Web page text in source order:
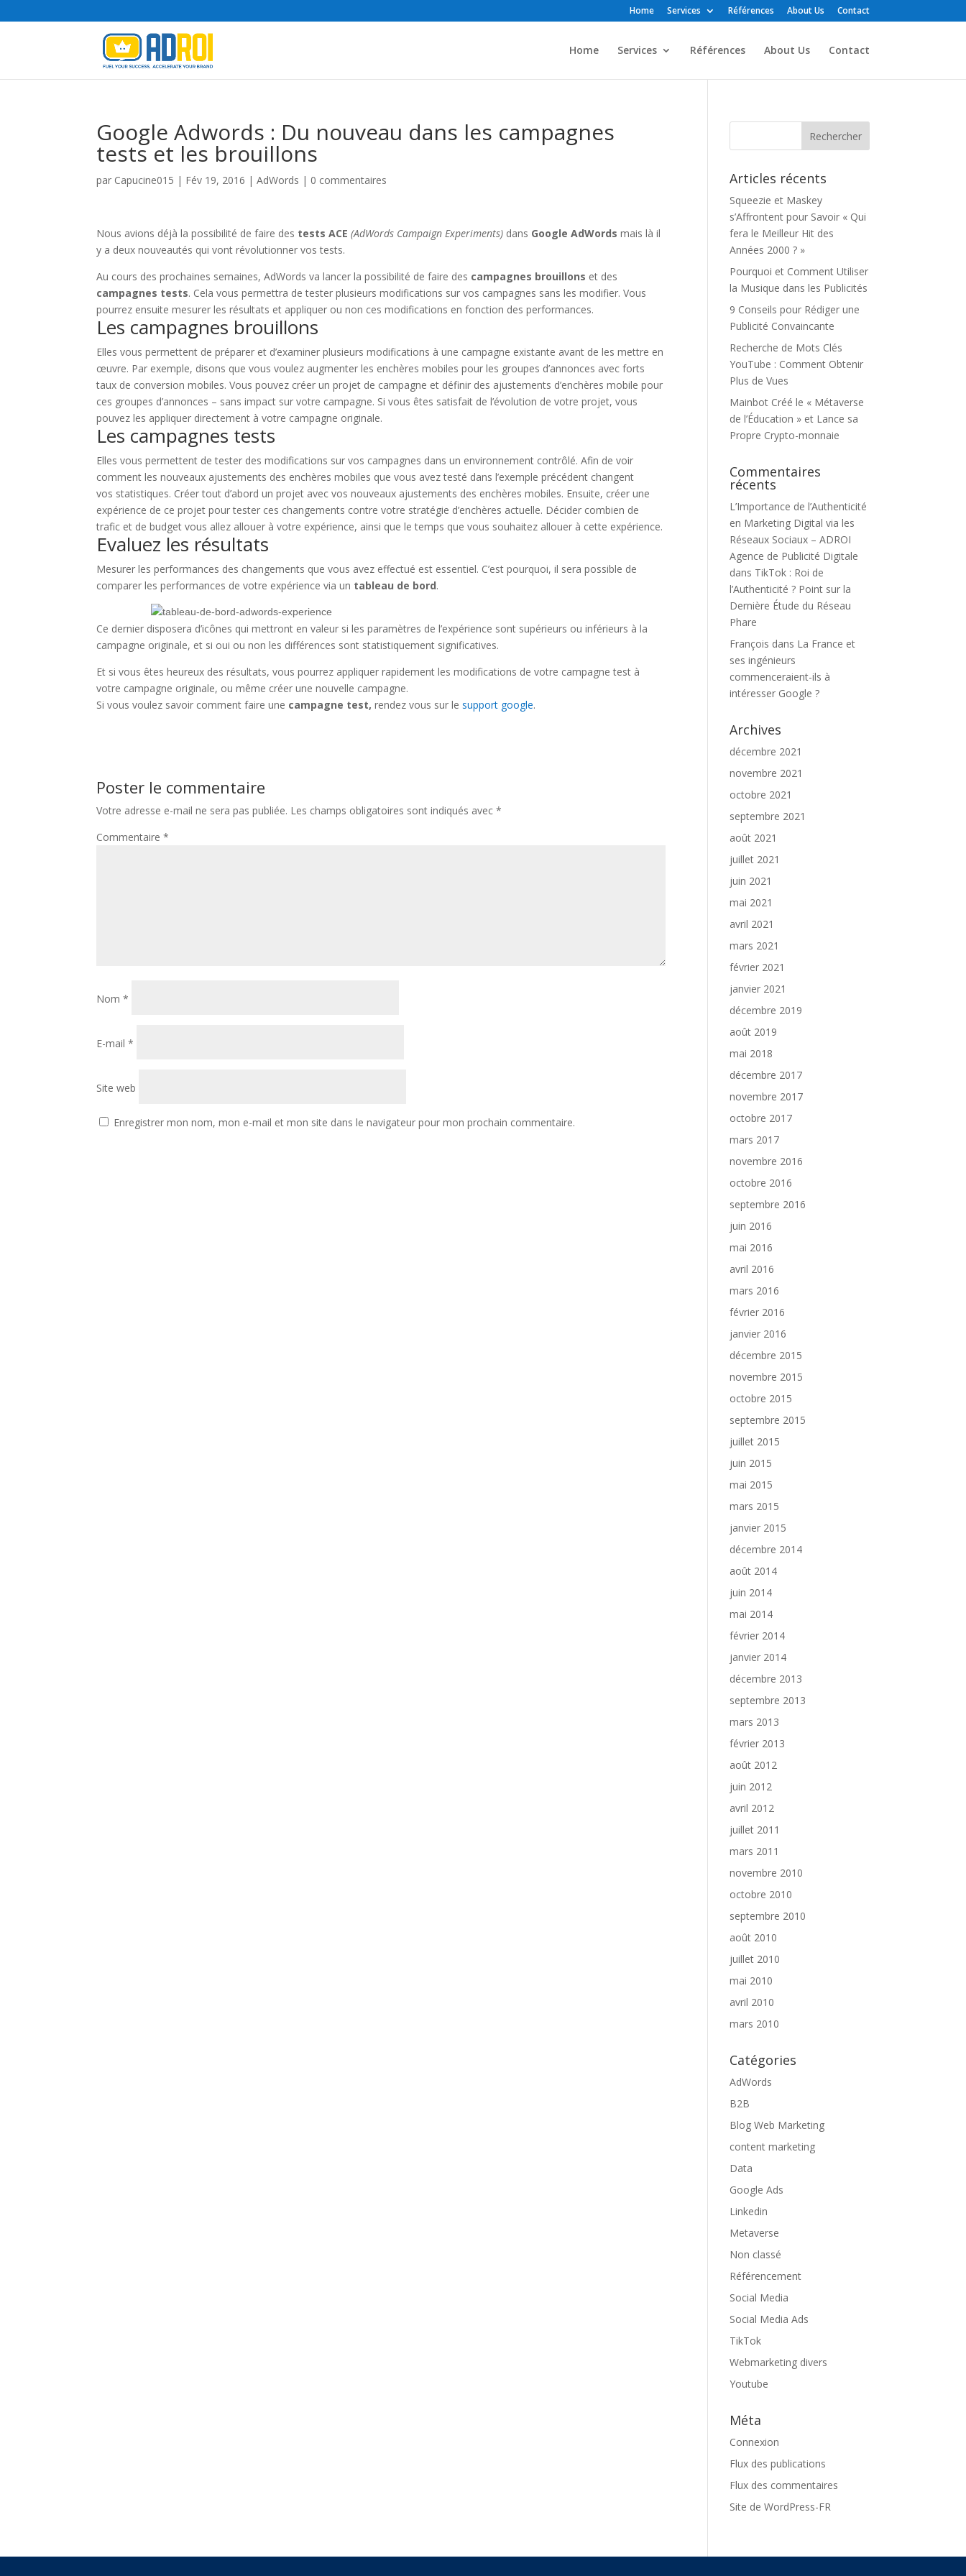
Home Services Références About Us Contact
Home Services Références About Us Contact
Google Adwords : Du nouveau dans les campagnes
tests et les brouillons
par Capucine015 | Fév 19, 2016 |AdWords | 0 commentaires
Nous avions déjà la possibilité de faire des tests ACE (AdWords Campaign Experiments) dans Google AdWords mais là il
y a deux nouveautés qui vont révolutionner vos tests.
Au cours des prochaines semaines, AdWords va lancer la possibilité de faire des campagnes brouillons et des
campagnes tests. Cela vous permettra de tester plusieurs modifications sur vos campagnes sans les modifier. Vous
pourrez ensuite mesurer les résultats et appliquer ou non ces modifications en fonction des performances.
Les campagnes brouillons
Elles vous permettent de préparer et d’examiner plusieurs modifications à une campagne existante avant de les mettre en
œuvre. Par exemple, disons que vous voulez augmenter les enchères mobiles pour les groupes d’annonces avec forts
taux de conversion mobiles. Vous pouvez créer un projet de campagne et définir des ajustements d’enchères mobile pour
ces groupes d’annonces – sans impact sur votre campagne. Si vous êtes satisfait de l’évolution de votre projet, vous
pouvez les appliquer directement à votre campagne originale.
Les campagnes tests
Elles vous permettent de tester des modifications sur vos campagnes dans un environnement contrôlé. Afin de voir
comment les nouveaux ajustements des enchères mobiles que vous avez testé dans l’exemple précédent changent
vos statistiques. Créer tout d’abord un projet avec vos nouveaux ajustements des enchères mobiles. Ensuite, créer une
expérience de ce projet pour tester ces changements contre votre stratégie d’enchères actuelle. Décider combien de
trafic et de budget vous allez allouer à votre expérience, ainsi que le temps que vous souhaitez allouer à cette expérience.
Evaluez les résultats
Mesurer les performances des changements que vous avez effectué est essentiel. C’est pourquoi, il sera possible de
comparer les performances de votre expérience via un tableau de bord.
Ce dernier disposera d’icônes qui mettront en valeur si les paramètres de l’expérience sont supérieurs ou inférieurs à la
campagne originale, et si oui ou non les différences sont statistiquement significatives.
Et si vous êtes heureux des résultats, vous pourrez appliquer rapidement les modifications de votre campagne test à
votre campagne originale, ou même créer une nouvelle campagne.
Si vous voulez savoir comment faire une campagne test,rendez vous sur lesupport google.
Poster le commentaire
Votre adresse e-mail ne sera pas publiée. Les champs obligatoires sont indiqués avec*
Commentaire*
Nom*
E-mail*
Site web
Enregistrer mon nom, mon e-mail et mon site dans le navigateur pour mon prochain commentaire.
Articles récents
Squeezie et Maskey
s’Affrontent pour Savoir « Qui
fera le Meilleur Hit des
Années 2000 ? »
Pourquoi et Comment Utiliser
la Musique dans les Publicités
9 Conseils pour Rédiger une
Publicité Convaincante
Recherche de Mots Clés
YouTube : Comment Obtenir
Plus de Vues
Mainbot Créé le « Métaverse
de l’Éducation » et Lance sa
Propre Crypto-monnaie
Commentaires
récents
L’Importance de l’Authenticité
en Marketing Digital via les
Réseaux Sociaux – ADROI
Agence de Publicité Digitale
dans TikTok : Roi de
l’Authenticité ? Point sur la
Dernière Étude du Réseau
Phare
François dans La France et
ses ingénieurs
commenceraient-ils à
intéresser Google ?
Archives
décembre 2021
novembre 2021
octobre 2021
septembre 2021
août 2021
juillet 2021
juin 2021
mai 2021
avril 2021
mars 2021
février 2021
janvier 2021
décembre 2019
août 2019
mai 2018
décembre 2017
novembre 2017
octobre 2017
mars 2017
novembre 2016
octobre 2016
septembre 2016
juin 2016
mai 2016
avril 2016
mars 2016
février 2016
janvier 2016
décembre 2015
novembre 2015
octobre 2015
septembre 2015
juillet 2015
juin 2015
mai 2015
mars 2015
janvier 2015
décembre 2014
août 2014
juin 2014
mai 2014
février 2014
janvier 2014
décembre 2013
septembre 2013
mars 2013
février 2013
août 2012
juin 2012
avril 2012
juillet 2011
mars 2011
novembre 2010
octobre 2010
septembre 2010
août 2010
juillet 2010
mai 2010
avril 2010
mars 2010
Catégories
AdWords
B2B
Blog Web Marketing
content marketing
Data
Google Ads
Linkedin
Metaverse
Non classé
Référencement
Social Media
Social Media Ads
TikTok
Webmarketing divers
Youtube
Méta
Connexion
Flux des publications
Flux des commentaires
Site de WordPress-FR